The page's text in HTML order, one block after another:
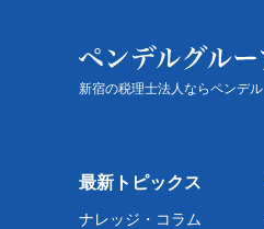
新宿の税理士法人ならペンデル
最新トピックス
ナレッジ・コラム